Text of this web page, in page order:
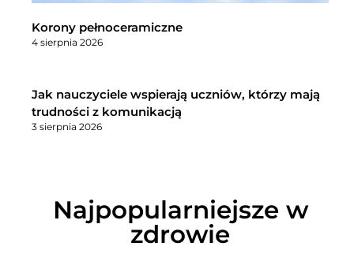
Korony pełnoceramiczne
4 sierpnia 2026
Jak nauczyciele wspierają uczniów, którzy mają
trudności z komunikacją
3 sierpnia 2026
Najpopularniejsze w
zdrowie